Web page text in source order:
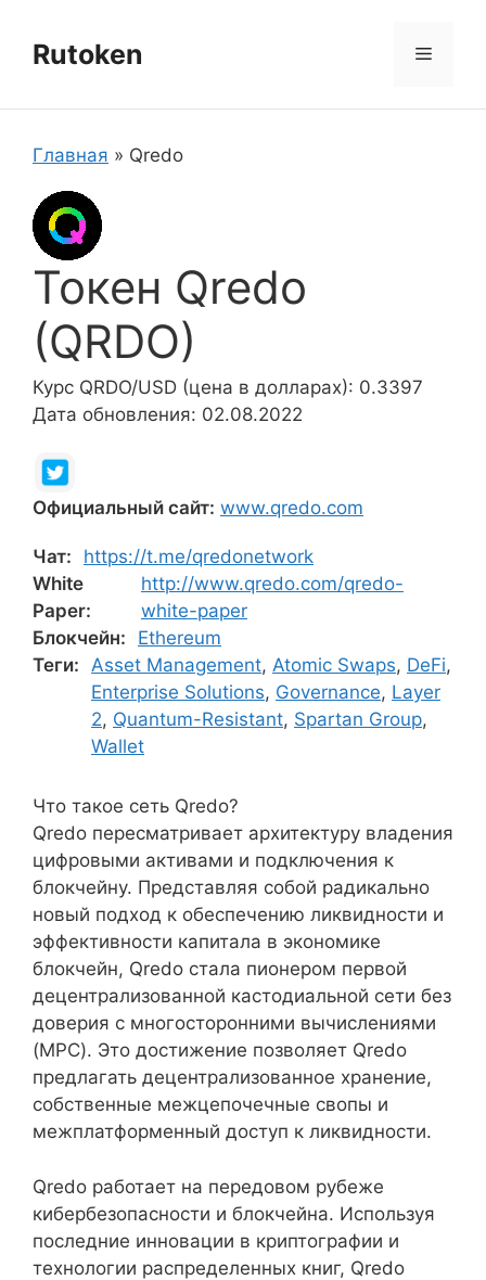
содержимому
Rutoken Меню
Главная » Qredo
Токен Qredo
(QRDO)
Курс QRDO/USD (цена в долларах): 0.3397
Дата обновления: 02.08.2022
Официальный сайт: www.qredo.com
Чат:
https://t.me/qredonetwork
White
Paper:
http://www.qredo.com/qredo-
white-paper
Блокчейн:
Ethereum
Теги: Asset Management, Atomic Swaps, DeFi,
Enterprise Solutions, Governance, Layer
2, Quantum-Resistant, Spartan Group,
Wallet
Что такое сеть Qredo?
Qredo пересматривает архитектуру владения
цифровыми активами и подключения к
блокчейну. Представляя собой радикально
новый подход к обеспечению ликвидности и
эффективности капитала в экономике
блокчейн, Qredo стала пионером первой
децентрализованной кастодиальной сети без
доверия с многосторонними вычислениями
(MPC). Это достижение позволяет Qredo
предлагать децентрализованное хранение,
собственные межцепочечные свопы и
межплатформенный доступ к ликвидности.
Qredo работает на передовом рубеже
кибербезопасности и блокчейна. Используя
последние инновации в криптографии и
технологии распределенных книг, Qredo